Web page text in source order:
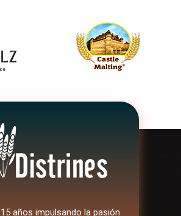
años impulsando la pasión